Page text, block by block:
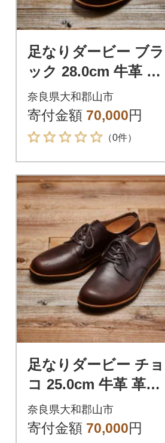
足なりダービー ブラ
ック 28.0cm 牛革 革
靴 KOTOKA メンズシ
ューズ KTO-3001
奈良県大和郡山市
寄付金額 70,000円
（0件）
足なりダービー チョ
コ 25.0cm 牛革 革靴
KOTOKA メンズシュ
ーズ KTO-3001
奈良県大和郡山市
寄付金額 70,000円